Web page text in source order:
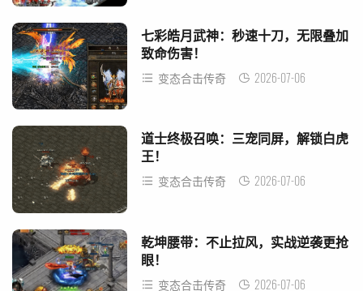
七彩皓月武神：秒速十刀，无限叠加
致命伤害！
变态合击传奇 2026-07-06
道士终极召唤：三宠同屏，解锁白虎
王！
变态合击传奇 2026-07-06
乾坤腰带：不止拉风，实战逆袭更抢
眼！
变态合击传奇 2026-07-06